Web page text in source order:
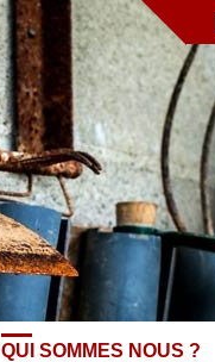
QUI SOMMES NOUS ?